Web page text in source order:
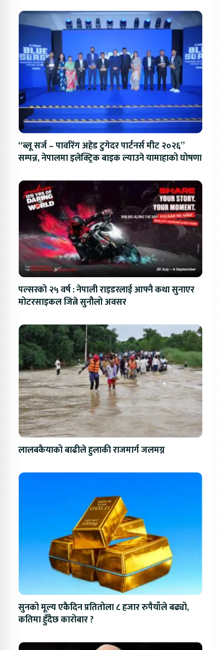
“ब्लू सर्ज – पावरिंग अहेड टुगेदर पार्टनर्स मीट २०२६”
सम्पन्न, नेपालमा इलेक्ट्रिक बाइक ल्याउने यामाहाको घोषणा
पल्सरको २५ वर्ष : नेपाली राइडरलाई आफ्नै कथा सुनाएर
मोटरसाइकल जित्ने सुनौलो अवसर
लालबकैयाको बाढीले हुलाकी राजमार्ग जलमग्न
सुनको मूल्य एकैदिन प्रतितोला ८ हजार रुपैयाँले बढ्यो,
कतिमा हुँदैछ कारोबार ?